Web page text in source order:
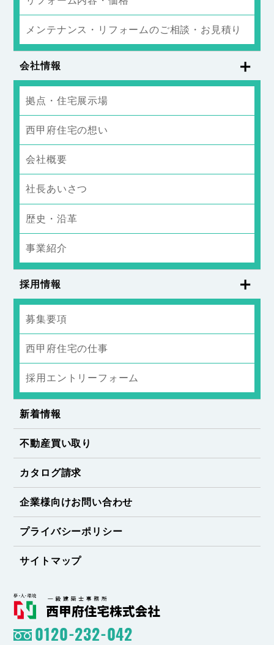
メンテナンス・リフォームのご相談・お見積り
会社情報
拠点・住宅展示場
西甲府住宅の想い
会社概要
社長あいさつ
歴史・沿革
事業紹介
採用情報
募集要項
西甲府住宅の仕事
採用エントリーフォーム
新着情報
不動産買い取り
カタログ請求
企業様向けお問い合わせ
プライバシーポリシー
サイトマップ
0120-232-042